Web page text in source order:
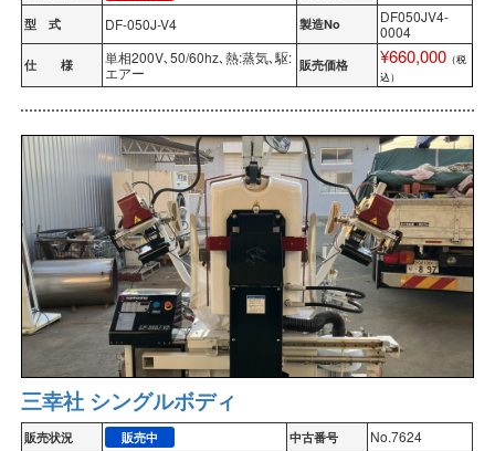
型 式 DF-050J-V4 製造No
DF050JV4-
0004
仕 様
単相200V､50/60hz､熱:蒸気､駆:
エアー
販売価格 ¥660,000 （税
込）
三幸社 シングルボディ
販売状況 販売中 中古番号 No.7624